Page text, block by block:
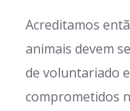
Acreditamos
animais devem
de voluntariado
comprometidos